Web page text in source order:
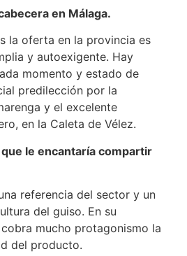
en Málaga.
la oferta en la provincia es
y autoexigente. Hay
momento y estado de
predilección por la
y el excelente
en la Caleta de Vélez.
le encantaría compartir
referencia del sector y un
del guiso. En su
mucho protagonismo la
del producto.